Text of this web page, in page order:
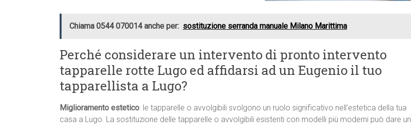
Chiama 0544 070014 anche per: sostituzione serranda manuale Milano Marittima
Perché considerare un intervento di pronto intervento
tapparelle rotte Lugo ed affidarsi ad un Eugenio il tuo
tapparellista a Lugo?
Miglioramento estetico: le tapparelle o avvolgibili svolgono un ruolo significativo nell’estetica della tua
casa a Lugo. La sostituzione delle tapparelle o avvolgibili esistenti con modelli più moderni può dare un